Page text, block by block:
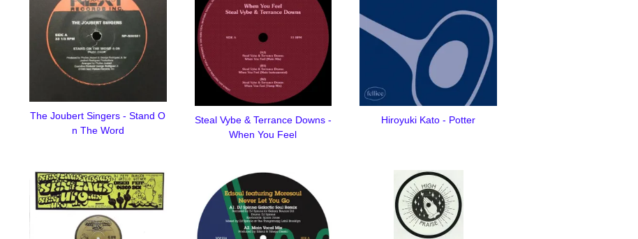
The Joubert Singers - Stand O
n The Word
Steal Vybe & Terrance Downs -
When You Feel
Hiroyuki Kato - Potter